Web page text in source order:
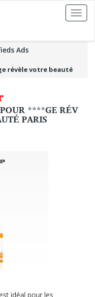
Toggle
Ads
révèle votre beauté
****GE RÉV
PARIS
idéal pour les